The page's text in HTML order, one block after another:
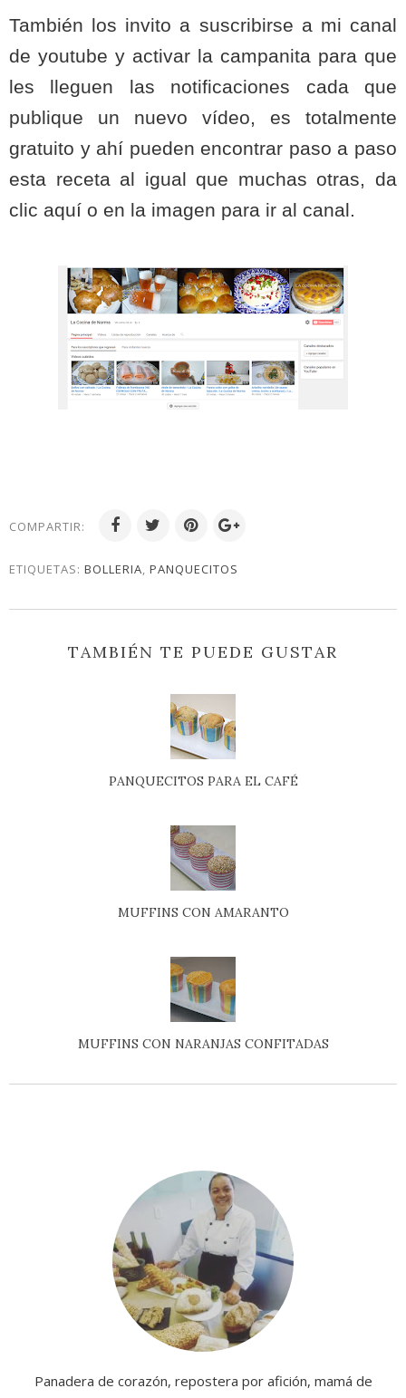
También los invito a suscribirse a mi canal
de youtube y activar la campanita para que
les lleguen las notificaciones cada que
publique un nuevo vídeo, es totalmente
gratuito y ahí pueden encontrar paso a paso
esta receta al igual que muchas otras, da
clic aquí o en la imagen para ir al canal.
COMPARTIR:
ETIQUETAS: BOLLERIA, PANQUECITOS
TAMBIÉN TE PUEDE GUSTAR
PANQUECITOS PARA EL CAFÉ
MUFFINS CON AMARANTO
MUFFINS CON NARANJAS CONFITADAS
Panadera de corazón, repostera por afición, mamá de